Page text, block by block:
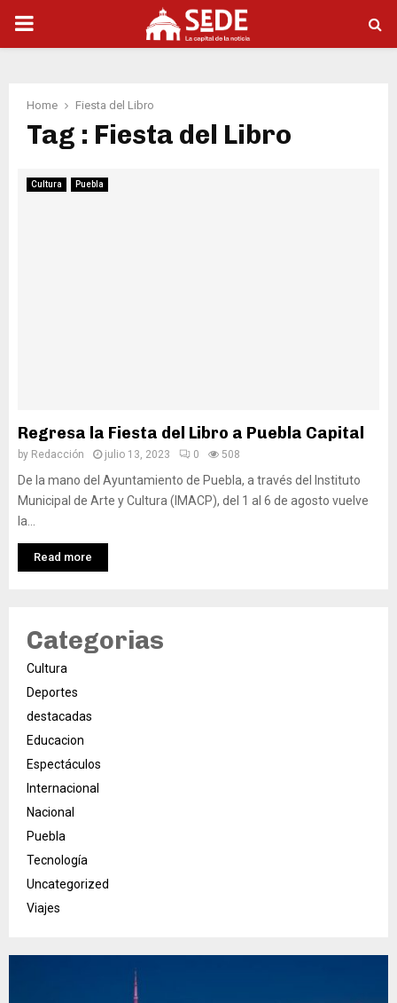
PRIMARY
Home Fiesta del Libro
Tag : Fiesta del Libro
Cultura Puebla
Regresa la Fiesta del Libro a Puebla Capital
by Redacción julio 13, 2023 0 508
De la mano del Ayuntamiento de Puebla, a través del Instituto
Municipal de Arte y Cultura (IMACP), del 1 al 6 de agosto vuelve
la...
Read more
Categorias
Cultura
Deportes
destacadas
Educacion
Espectáculos
Internacional
Nacional
Puebla
Tecnología
Uncategorized
Viajes